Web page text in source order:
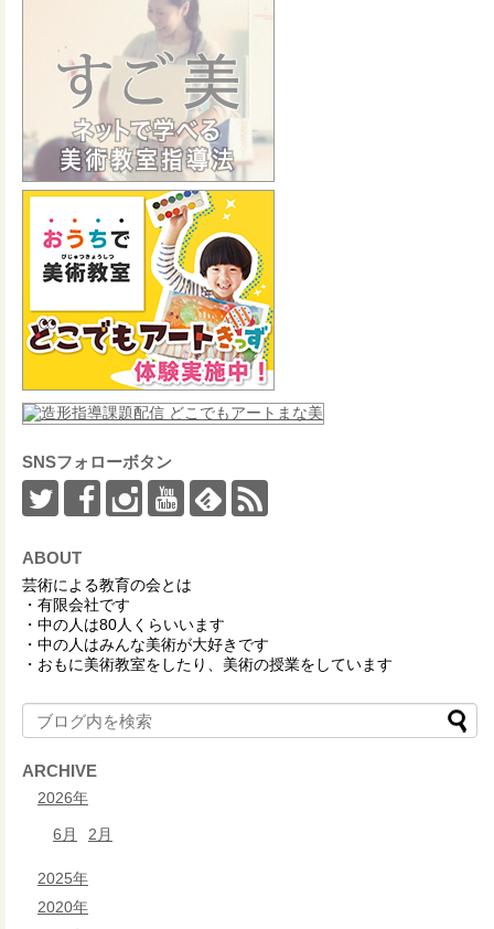
SNSフォローボタン
ABOUT
芸術による教育の会とは
・有限会社です
・中の人は80人くらいいます
・中の人はみんな美術が大好きです
・おもに美術教室をしたり、美術の授業をしています
ARCHIVE
2026年
6月 2月
2025年
2020年